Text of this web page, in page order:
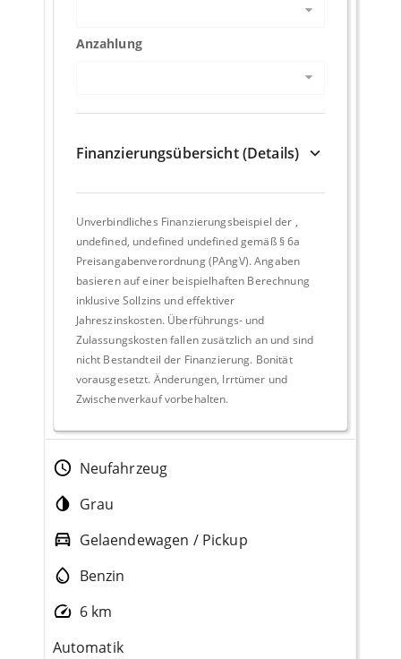
Anzahlung
Finanzierungsübersicht (Details)
Unverbindliches Finanzierungsbeispiel der ,
undefined, undefined undefinedgemäß § 6a
Preisangabenverordnung (PAngV). Angaben
basieren auf einer beispielhaften Berechnung
inklusive Sollzins und effektiver
Jahreszinskosten. Überführungs- und
Zulassungskosten fallen zusätzlich an und sind
nicht Bestandteil der Finanzierung. Bonität
vorausgesetzt. Änderungen, Irrtümer und
Zwischenverkauf vorbehalten.
Neufahrzeug
Grau
Gelaendewagen / Pickup
Benzin
6 km
Automatik